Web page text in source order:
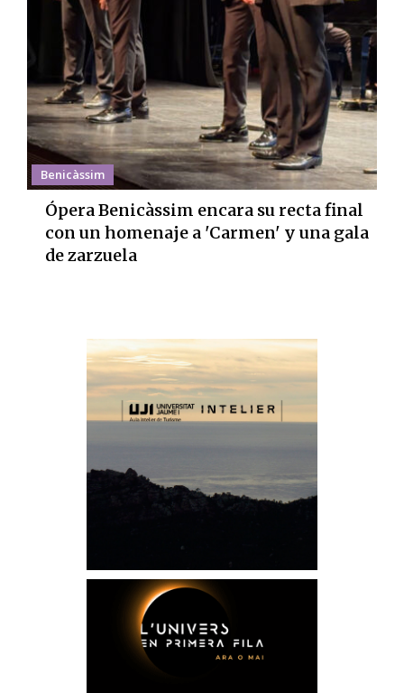
Benicàssim
Ópera Benicàssim encara su recta final
con un homenaje a 'Carmen' y una gala
de zarzuela